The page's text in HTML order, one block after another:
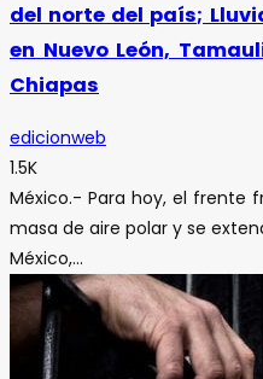
del norte del país;
en Nuevo León,
Chiapas
edicionweb
1.5K
México.- Para hoy, el frente
masa de aire polar y se
México,...